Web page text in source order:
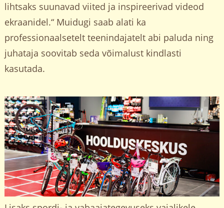
lihtsaks suunavad viited ja inspireerivad videod
ekraanidel.“ Muidugi saab alati ka
professionaalsetelt teenindajatelt abi paluda ning
juhataja soovitab seda võimalust kindlasti
kasutada.